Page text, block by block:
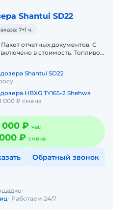
Shantui SD22
7+1 ч.
отчетных документов. С
в стоимость. Топливо
Shantui SD22
HBXG TY165-2 Shehwa
000 ₽ смена
000 ₽ час
₽ смена
Обратный звонок
Работаем 24/7